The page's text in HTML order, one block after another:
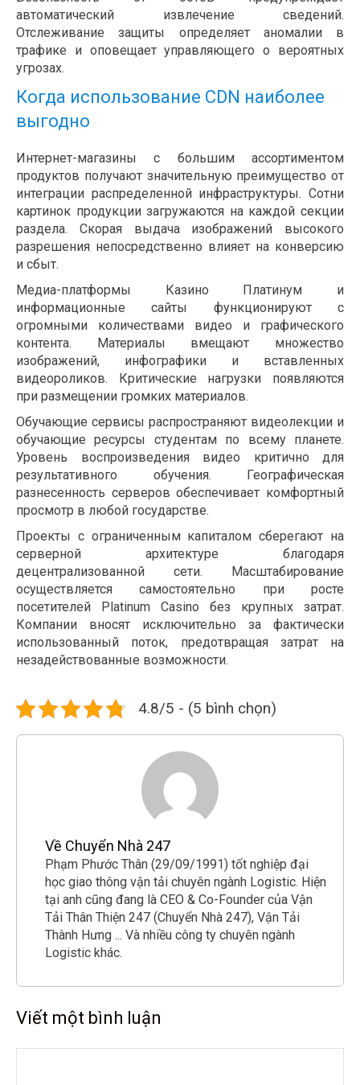
автоматический извлечение сведений.
Отслеживание защиты определяет аномалии в
трафике и оповещает управляющего о вероятных
угрозах.
Когда использование CDN наиболее
выгодно
Интернет-магазины с большим ассортиментом
продуктов получают значительную преимущество от
интеграции распределенной инфраструктуры. Сотни
картинок продукции загружаются на каждой секции
раздела. Скорая выдача изображений высокого
разрешения непосредственно влияет на конверсию
и сбыт.
Медиа-платформы Казино Платинум и
информационные сайты функционируют с
огромными количествами видео и графического
контента. Материалы вмещают множество
изображений, инфографики и вставленных
видеороликов. Критические нагрузки появляются
при размещении громких материалов.
Обучающие сервисы распространяют видеолекции и
обучающие ресурсы студентам по всему планете.
Уровень воспроизведения видео критично для
результативного обучения. Географическая
разнесенность серверов обеспечивает комфортный
просмотр в любой государстве.
Проекты с ограниченным капиталом сберегают на
серверной архитектуре благодаря
децентрализованной сети. Масштабирование
осуществляется самостоятельно при росте
посетителей Platinum Casino без крупных затрат.
Компании вносят исключительно за фактически
использованный поток, предотвращая затрат на
незадействованные возможности.
4.8/5 - (5 bình chọn)
Về Chuyển Nhà 247
Phạm Phước Thân (29/09/1991) tốt nghiệp đại
học giao thông vận tải chuyên ngành Logistic. Hiện
tại anh cũng đang là CEO & Co-Founder của Vận
Tải Thân Thiện 247 (Chuyển Nhà 247), Vận Tải
Thành Hưng ... Và nhiều công ty chuyên ngành
Logistic khác.
Viết một bình luận